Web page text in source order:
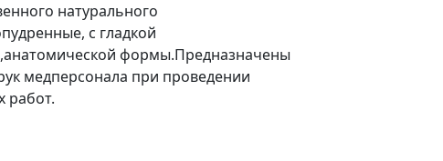
натурального
с гладкой
формы.Предназначены
медперсонала при проведении
работ.